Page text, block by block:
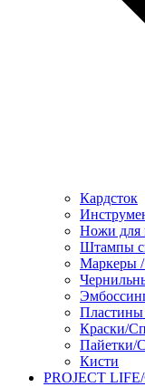
Кардсток
Ножи для
Штампы
Маркеры
Пластины
Краски/
Пайетки/
Кисти
PROJECT